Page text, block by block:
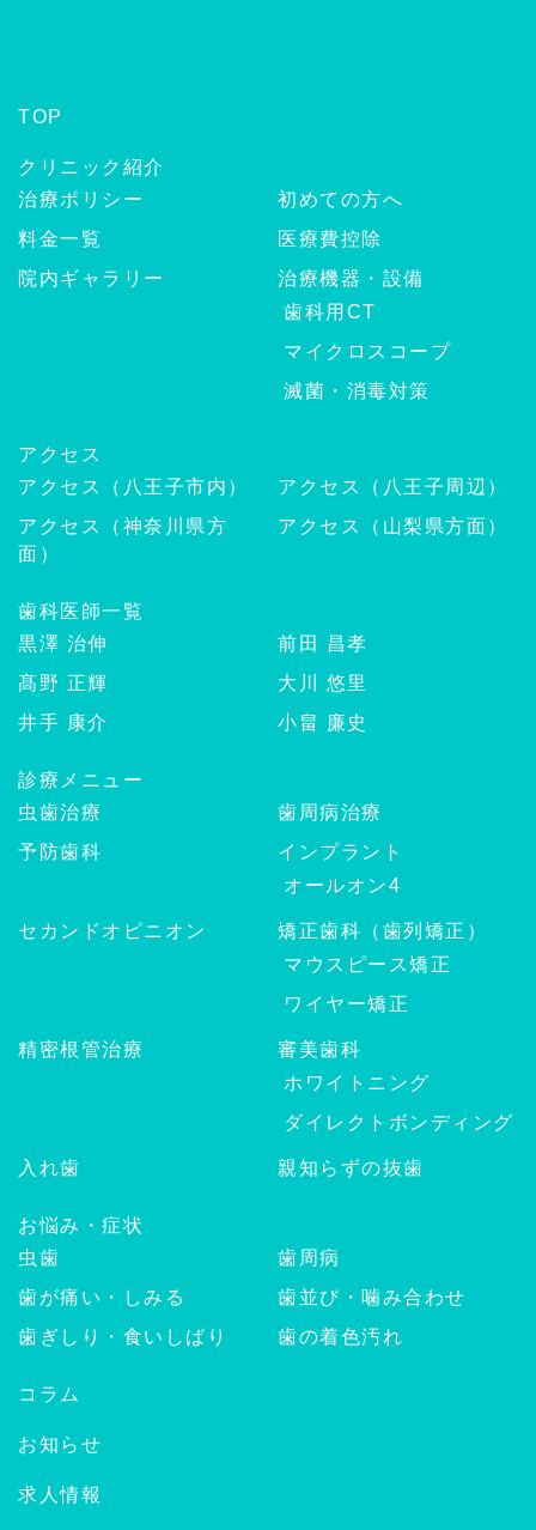
TOP
クリニック紹介
治療ポリシー
初めての方へ
料金一覧
医療費控除
院内ギャラリー
治療機器・設備
歯科用CT
マイクロスコープ
滅菌・消毒対策
アクセス
アクセス（八王子市内）
アクセス（八王子周辺）
アクセス（神奈川県方
面）
アクセス（山梨県方面）
歯科医師一覧
黒澤 治伸
前田 昌孝
髙野 正輝
大川 悠里
井手 康介
小畠 廉史
診療メニュー
虫歯治療
歯周病治療
予防歯科
インプラント
オールオン4
セカンドオピニオン
矯正歯科（歯列矯正）
マウスピース矯正
ワイヤー矯正
精密根管治療
審美歯科
ホワイトニング
ダイレクトボンディング
入れ歯 親知らずの抜歯
お悩み・症状
虫歯
歯周病
歯が痛い・しみる
歯並び・噛み合わせ
歯ぎしり・食いしばり
歯の着色汚れ
コラム
お知らせ
求人情報